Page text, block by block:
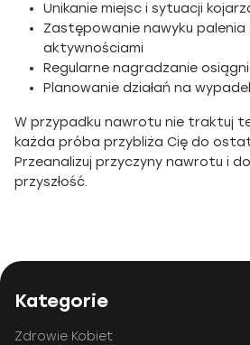
Unikanie miejsc i sytuacji
Zastępowanie nawyku palenia
aktywnościami
Regularne nagradzanie
Planowanie działań na
W przypadku nawrotu nie traktuj
każda próba przybliża Cię do
Przeanalizuj przyczyny nawrotu i
przyszłość.
Kategorie
Zdrowie Kobiet